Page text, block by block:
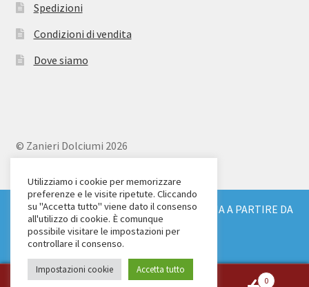
SPEDIZIONE GRATUITA IN TUTTA ITALIA A PARTIRE DA
€ 150
Ignora
Spedizioni
Condizioni di vendita
Dove siamo
© Zanieri Dolciumi 2026
Via Alfieri 18
Scandicci (FI)
Tel. 055 2571707
C.F. e P.IVA: 04904430487
0
Utilizziamo i cookie per memorizzare
preferenze e le visite ripetute. Cliccando
su "Accetta tutto" viene dato il consenso
all'utilizzo di cookie. È comunque
possibile visitare le impostazioni per
controllare il consenso.
Impostazioni cookie Accetta tutto